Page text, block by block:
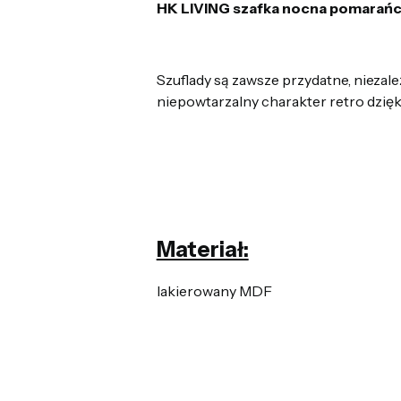
HK LIVING szafka nocna
Szuflady są zawsze przydatne,
niepowtarzalny charakter retro
Materiał:
lakierowany MDF